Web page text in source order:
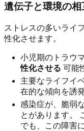
遺伝子と環境の相
ストレスの多いライ
性化させます。
小児期のトラウ
性化させる 可能
主要なライフイ
在的な傾向を誘
感染症が、脆弱
とがあります。
でも、この障害